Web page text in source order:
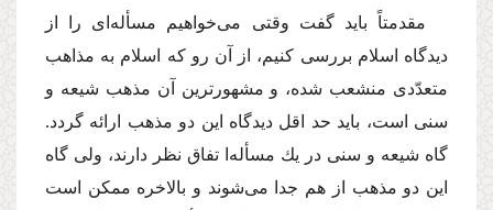
مقدمتاً باید گفت وقتى مى‌خواهیم مسأله‌اى را از
دیدگاه اسلام بررسى كنیم، از آن رو كه اسلام به مذاهب
متعدّدى منشعب شده، و مشهورترین آن مذهب شیعه و
سنى است، باید حد اقل دیدگاه این دو مذهب ارائه گردد.
گاه شیعه و سنى در یك مسأله‌ا تفاق نظر دارند، ولى گاه
این دو مذهب از هم جدا مى‌شوند و بالاخره ممكن است